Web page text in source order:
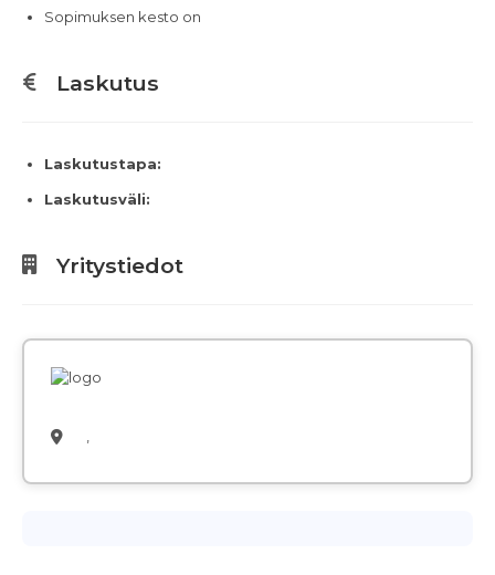
Sopimuksen kesto on
Laskutus
Laskutustapa:
Laskutusväli:
Yritystiedot
,